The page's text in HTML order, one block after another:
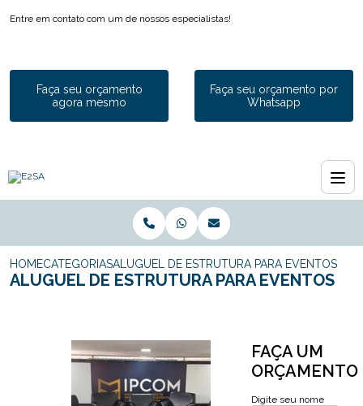
Entre em contato com um de nossos especialistas!
Faça seu orçamento
agora mesmo
Faça seu orçamento por
Whatsapp
HOMECATEGORIASALUGUEL DE ESTRUTURA PARA EVENTOS
ALUGUEL DE ESTRUTURA PARA EVENTOS
FAÇA UM
ORÇAMENTO
Digite seu nome